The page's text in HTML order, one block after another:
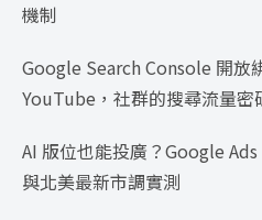
機制
Google Search Console 開放
YouTube，社群的搜尋流量密
AI 版位也能投廣？Google
與北美最新市調實測